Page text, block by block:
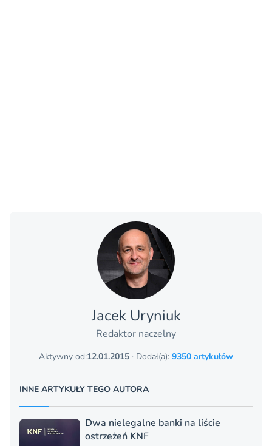
Jacek Uryniuk
Redaktor naczelny
Aktywny od:12.01.2015 · Dodał(a): 9350 artykułów
INNE ARTYKUŁY TEGO AUTORA
Dwa nielegalne banki na liście
ostrzeżeń KNF